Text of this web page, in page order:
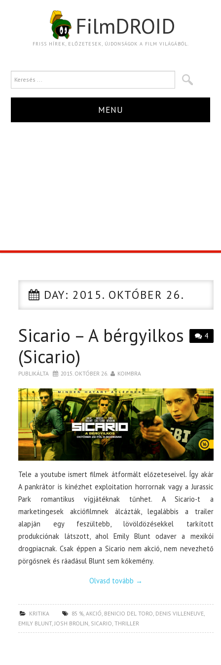
FilmDROID
FRISS HÍREK, ELŐZETESEK, ÚJDONSÁGOK A FILM VILÁGÁBÓL.
MENU
CIKK
PÓLÓ RENDELÉS
DAY: 2015. OKTÓBER 26.
4
Sicario – A bérgyilkos
(Sicario)
PUBLIKÁLTA 2015. OKTÓBER 26. KOIMBRA
Tele a youtube ismert filmek átformált előzeteseivel. Így akár
A pankrátor is kinézhet exploitation horrornak vagy a Jurassic
Park romantikus vígjátéknak tűnhet. A Sicario-t a
marketingesek akciófilmnek álcázták, legalábbis a trailer
alapján egy feszültebb, lövöldözésekkel tarkított
produkciónak látszott, ahol Emily Blunt odaver a mexikói
drogpiacnak. Csak éppen a Sicario nem akció, nem nevezhető
pörgősnek és ráadásul Blunt sem kőkemény.
Olvasd tovább →
KRITIKA 85 %,AKCIÓ, BENICIO DEL TORO, DENIS VILLENEUVE,
EMILY BLUNT,JOSH BROLIN, SICARIO,THRILLER